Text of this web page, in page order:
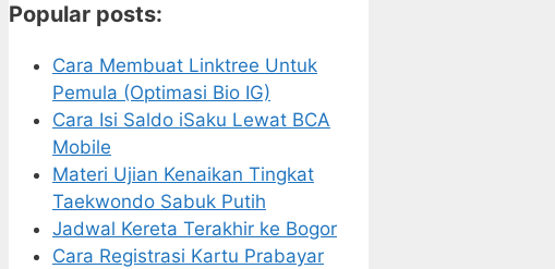
Popular posts:
Cara Membuat Linktree Untuk
Pemula (Optimasi Bio IG)
Cara Isi Saldo iSaku Lewat BCA
Mobile
Materi Ujian Kenaikan Tingkat
Taekwondo Sabuk Putih
Jadwal Kereta Terakhir ke Bogor
Cara Registrasi Kartu Prabayar